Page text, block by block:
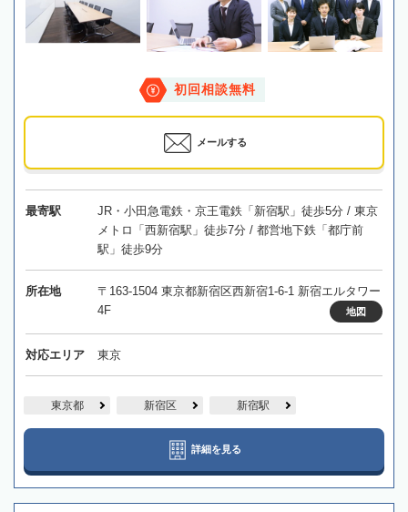
初回相談無料
メールする
最寄駅
JR・小田急電鉄・京王電鉄「新宿駅」徒歩5分 / 東京
メトロ「西新宿駅」徒歩7分 / 都営地下鉄「都庁前
駅」徒歩9分
所在地
〒163-1504 東京都新宿区西新宿1-6-1 新宿エルタワー
4F
地図
対応エリア 東京
東京都 新宿区 新宿駅
詳細を見る